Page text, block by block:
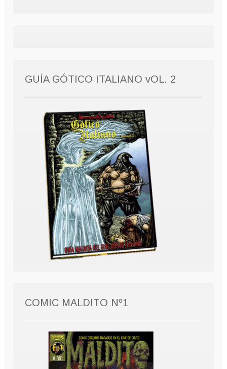
GUÍA GÓTICO ITALIANO vOL. 2
COMIC MALDITO Nº1